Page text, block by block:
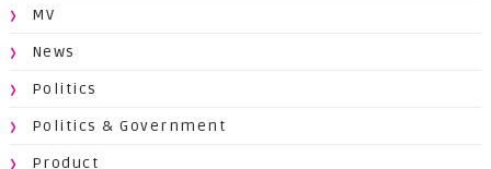
MV
News
Politics
Politics & Government
Product